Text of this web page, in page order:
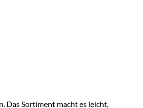
Das Sortiment macht es leicht,